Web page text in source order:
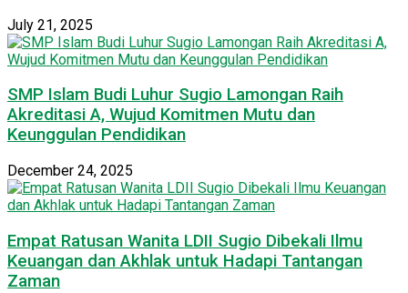
July 21, 2025
SMP Islam Budi Luhur Sugio Lamongan Raih
Akreditasi A, Wujud Komitmen Mutu dan
Keunggulan Pendidikan
December 24, 2025
Empat Ratusan Wanita LDII Sugio Dibekali Ilmu
Keuangan dan Akhlak untuk Hadapi Tantangan
Zaman